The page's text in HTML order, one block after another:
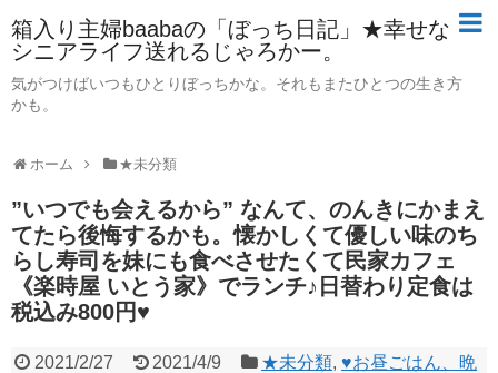
箱入り主婦baabaの「ぼっち日記」★幸せな
シニアライフ送れるじゃろかー。
気がつけばいつもひとりぼっちかな。それもまたひとつの生き方
かも。
ホーム ★未分類
”いつでも会えるから” なんて、のんきにかまえ
てたら後悔するかも。懐かしくて優しい味のち
らし寿司を妹にも食べさせたくて民家カフェ
《楽時屋 いとう家》でランチ♪日替わり定食は
税込み800円♥
2021/2/27 2021/4/9 ★未分類,♥お昼ごはん、晩